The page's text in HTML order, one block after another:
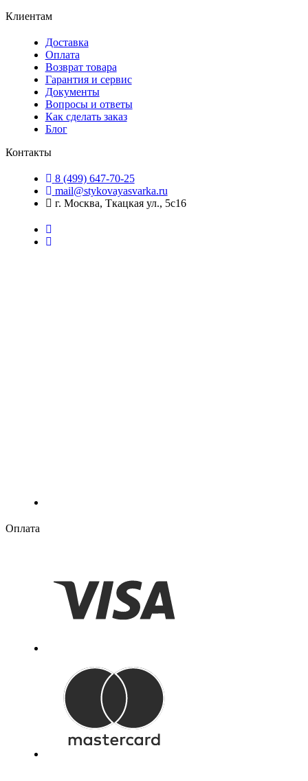
Клиентам
Доставка
Оплата
Возврат товара
Гарантия и сервис
Документы
Вопросы и ответы
Как сделать заказ
Блог
Контакты
8 (499) 647-70-25
mail@stykovayasvarka.ru
г. Москва, Ткацкая ул., 5с16
Оплата